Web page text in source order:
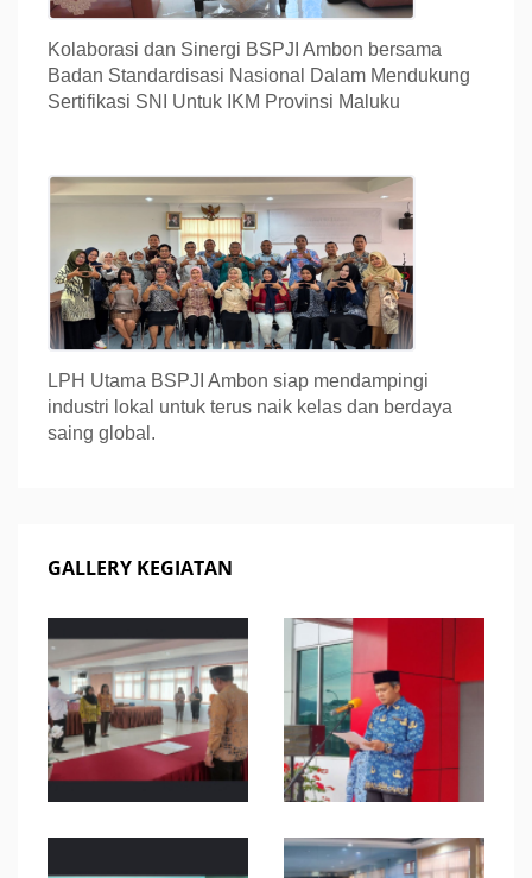
Kolaborasi dan Sinergi BSPJI Ambon bersama
Badan Standardisasi Nasional Dalam Mendukung
Sertifikasi SNI Untuk IKM Provinsi Maluku
LPH Utama BSPJI Ambon siap mendampingi
industri lokal untuk terus naik kelas dan berdaya
saing global.
GALLERY KEGIATAN